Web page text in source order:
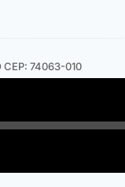
CEP: 74063-010